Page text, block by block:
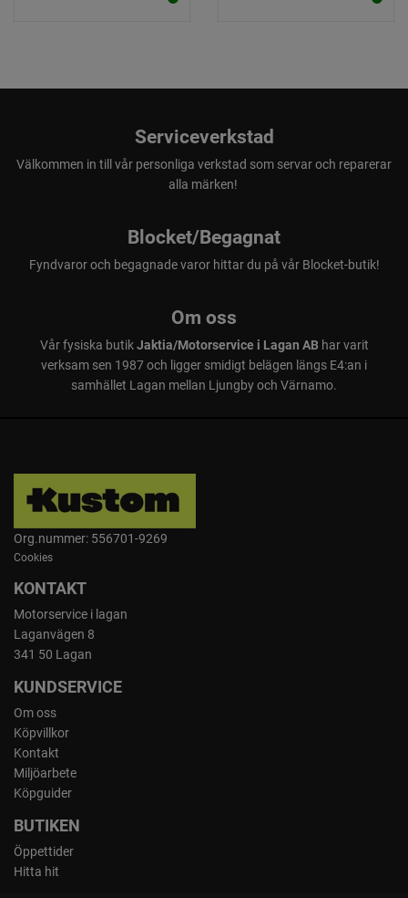
Serviceverkstad
Välkommen in till vår personliga verkstad som servar och reparerar
alla märken!
Blocket/Begagnat
Fyndvaror och begagnade varor hittar du på vår Blocket-butik!
Om oss
Vår fysiska butikJaktia/Motorservice i Lagan ABhar varit
verksam sen 1987 och ligger smidigt belägen längs E4:an i
samhället Lagan mellan Ljungby och Värnamo.
Org.nummer: 556701-9269
Cookies
KONTAKT
Motorservice i lagan
Laganvägen 8
341 50 Lagan
KUNDSERVICE
Om oss
Köpvillkor
Kontakt
Miljöarbete
Köpguider
BUTIKEN
Öppettider
Hitta hit